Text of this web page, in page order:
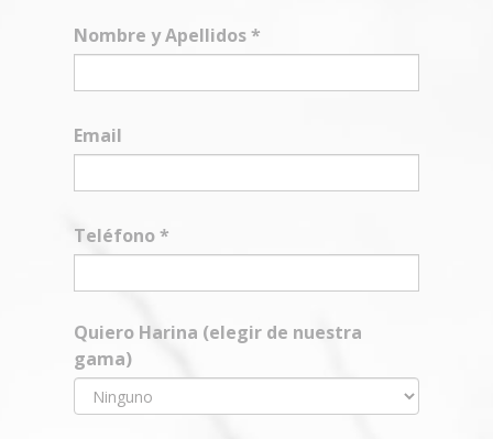
Nombre y Apellidos*
Email
Teléfono*
Quiero Harina (elegir de nuestra
gama)